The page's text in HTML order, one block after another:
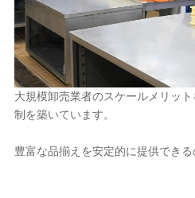
大規模卸売業者のスケールメリッ
制を築いています。
豊富な品揃えを安定的に提供できる